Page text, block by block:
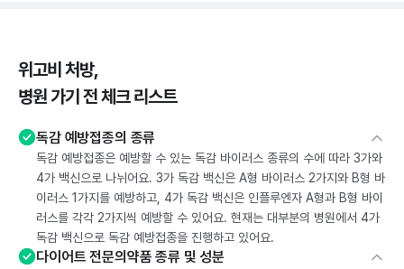
위고비 처방,
병원 가기 전 체크 리스트
독감 예방접종의 종류
독감 예방접종은 예방할 수 있는 독감 바이러스 종류의 수에 따라 3가와
4가 백신으로 나뉘어요. 3가 독감 백신은 A형 바이러스 2가지와 B형 바
이러스 1가지를 예방하고, 4가 독감 백신은 인플루엔자 A형과 B형 바이
러스를 각각 2가지씩 예방할 수 있어요. 현재는 대부분의 병원에서 4가
독감 백신으로 독감 예방접종을 진행하고 있어요.
다이어트 전문의약품 종류 및 성분